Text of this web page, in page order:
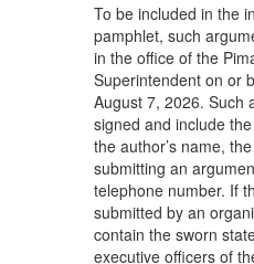
To be included in the
pamphlet, such
in the office of the
Superintendent on or
August 7, 2026. Such
signed and include
the author’s name,
submitting an
telephone number. If
submitted by an
contain the sworn
executive officers of